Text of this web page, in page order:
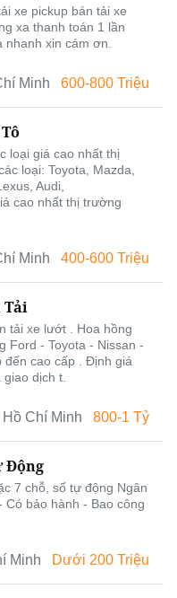
xe pickup bán tải xe
xa thanh toán 1 lần
xin cám ơn.
Minh 600-800 Triệu
loại giá cao nhất thị
loại: Toyota, Mazda,
Audi,
cao nhất thị trường
Minh 400-600 Triệu
Tải
tải xe lướt . Hoa hồng
Ford - Toyota - Nissan -
đến cao cấp . Định giá
dịch t.
Hồ Chí Minh 800-1 Tỷ
Động
7 chỗ, số tự động Ngân
Có bảo hành - Bao công
Minh Dưới 200 Triệu